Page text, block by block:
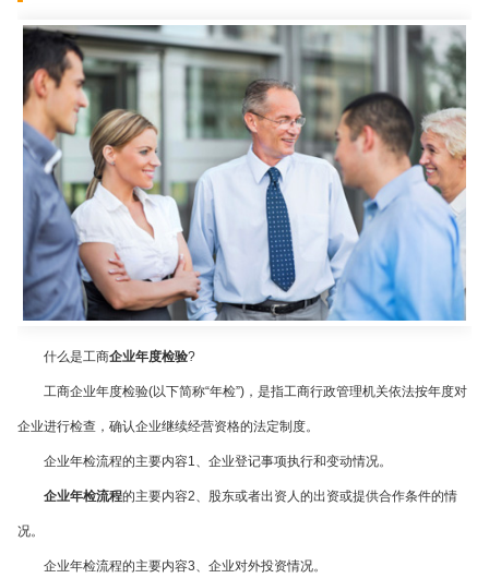
什么是工商企业年度检验?
工商企业年度检验(以下简称“年检”) ，是指工商行政管理机关依法按年度对
企业进行检查，确认企业继续经营资格的法定制度。
企业年检流程的主要内容1 、企业登记事项执行和变动情况。
企业年检流程的主要内容2 、股东或者出资人的出资或提供合作条件的情
况。
企业年检流程的主要内容3 、企业对外投资情况。